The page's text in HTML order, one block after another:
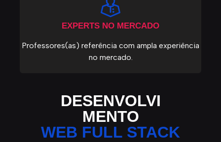
EXPERTS NO MERCADO
Professores(as) referência com ampla experiência
no mercado.
DESENVOLVI
MENTO
WEB FULL STACK